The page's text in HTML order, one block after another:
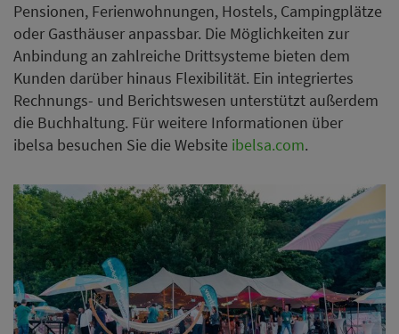
Pensionen, Ferienwohnungen, Hostels, Campingplätze
oder Gasthäuser anpassbar. Die Möglichkeiten zur
Anbindung an zahlreiche Drittsysteme bieten dem
Kunden darüber hinaus Flexibilität. Ein integriertes
Rechnungs- und Berichtswesen unterstützt außerdem
die Buchhaltung. Für weitere Informationen über
ibelsa besuchen Sie die Website ibelsa.com.